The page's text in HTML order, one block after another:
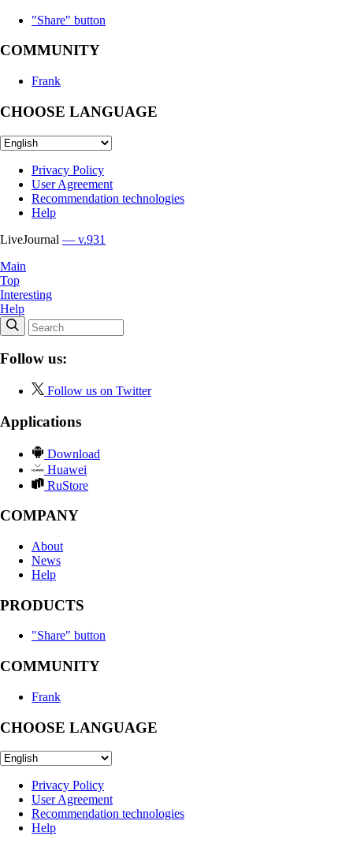
"Share" button
COMMUNITY
Frank
CHOOSE LANGUAGE
Privacy Policy
User Agreement
Recommendation technologies
Help
LiveJournal — v.931
Main
Top
Interesting
Help
Follow us:
Follow us on Twitter
Applications
Download
Huawei
RuStore
COMPANY
About
News
Help
PRODUCTS
"Share" button
COMMUNITY
Frank
CHOOSE LANGUAGE
Privacy Policy
User Agreement
Recommendation technologies
Help